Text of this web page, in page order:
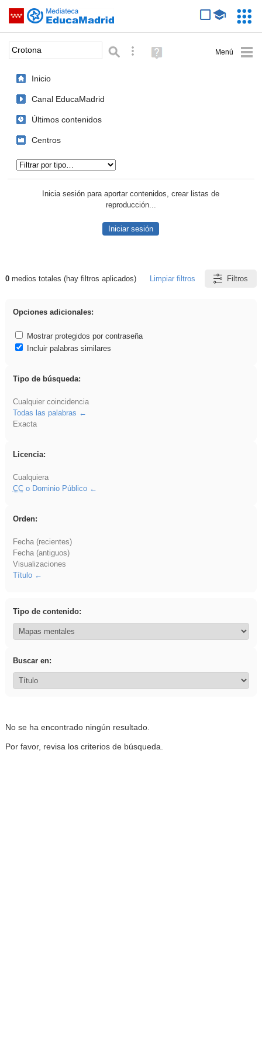
Saltar navegación
Palabra o frase: Búsqueda avanzada
Ayuda
(en
Inicio
Canal EducaMadrid
Últimos contenidos
Centros
Inicia sesión para aportar contenidos, crear listas de
reproducción...
Iniciar sesión
Resultados de: Crotona
0medios totales (hay filtros aplicados) Limpiar filtros Filtros
Opciones adicionales:
Mostrar protegidos por contraseña
Incluir palabras similares
Tipo de búsqueda:
Cualquier coincidencia
Todas las palabras
Exacta
Licencia:
Cualquiera
CCo Dominio Público
Orden:
Fecha (recientes)
Fecha (antiguos)
Visualizaciones
Título
Tipo de contenido:
Buscar en:
No se ha encontrado ningún resultado.
Por favor, revisa los criterios de búsqueda.